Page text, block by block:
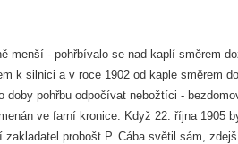
menší - pohřbívalo se nad kaplí směrem
k silnici a v roce 1902 od kaple směrem
doby pohřbu odpočívat nebožtíci -
ve farní kronice. Když 22. října 1905
probošt P. Cába světil sám,